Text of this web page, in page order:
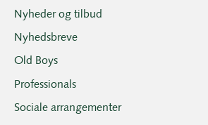
Nyheder og tilbud
Nyhedsbreve
Old Boys
Professionals
Sociale arrangementer